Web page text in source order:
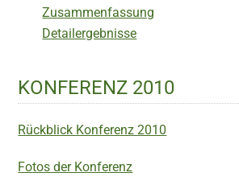
Zusammenfassung
Detailergebnisse
KONFERENZ 2010
Rückblick Konferenz 2010
Fotos der Konferenz